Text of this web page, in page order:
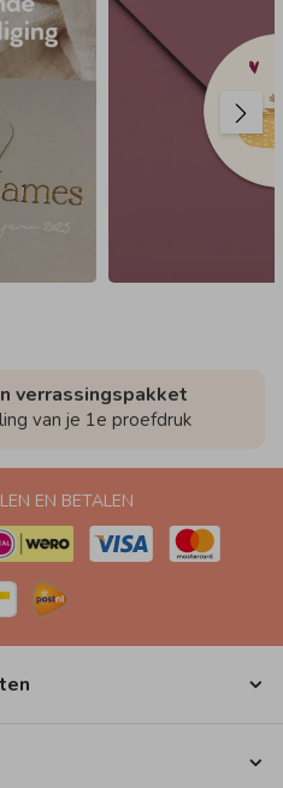
verrassingspakket
van je 1e proefdruk
EN BETALEN